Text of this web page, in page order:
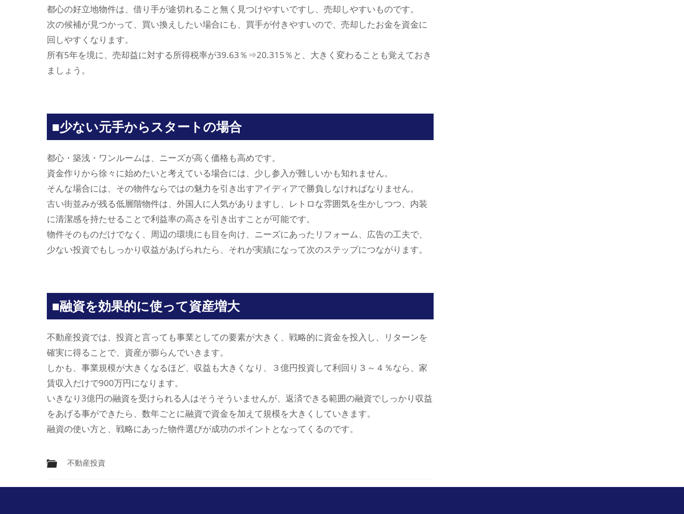
都心の好立地物件は、借り手が途切れること無く見つけやすいですし、売却しやすいものです。
次の候補が見つかって、買い換えしたい場合にも、買手が付きやすいので、売却したお金を資金に
回しやすくなります。
所有5年を境に、売却益に対する所得税率が39.63％⇒20.315％と、大きく変わることも覚えておき
ましょう。
■少ない元手からスタートの場合
都心・築浅・ワンルームは、ニーズが高く価格も高めです。
資金作りから徐々に始めたいと考えている場合には、少し参入が難しいかも知れません。
そんな場合には、その物件ならではの魅力を引き出すアイディアで勝負しなければなりません。
古い街並みが残る低層階物件は、外国人に人気がありますし、レトロな雰囲気を生かしつつ、内装
に清潔感を持たせることで利益率の高さを引き出すことが可能です。
物件そのものだけでなく、周辺の環境にも目を向け、ニーズにあったリフォーム、広告の工夫で、
少ない投資でもしっかり収益があげられたら、それが実績になって次のステップにつながります。
■融資を効果的に使って資産増大
不動産投資では、投資と言っても事業としての要素が大きく、戦略的に資金を投入し、リターンを
確実に得ることで、資産が膨らんでいきます。
しかも、事業規模が大きくなるほど、収益も大きくなり、３億円投資して利回り３～４％なら、家
賃収入だけで900万円になります。
いきなり3億円の融資を受けられる人はそうそういませんが、返済できる範囲の融資でしっかり収益
をあげる事ができたら、数年ごとに融資で資金を加えて規模を大きくしていきます。
融資の使い方と、戦略にあった物件選びが成功のポイントとなってくるのです。
不動産投資